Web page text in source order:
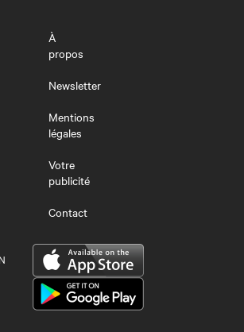
À
propos
Newsletter
Mentions
légales
Votre
publicité
Contact